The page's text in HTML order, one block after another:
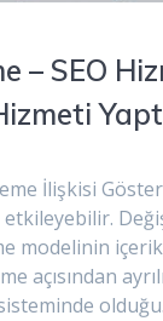
– SEO
İlişkisi
modelinin
açısından